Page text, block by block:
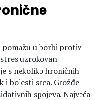
pomažu u borbi protiv
uzrokovan
s nekoliko hroničnih
i bolesti srca. Grožđe
spojeva. Najveća